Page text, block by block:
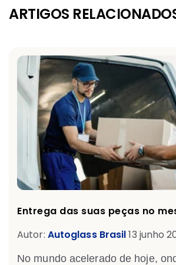
ARTIGOS
Entrega das suas peças no
Autor: Autoglass Brasil13 junho
No mundo acelerado de hoje,